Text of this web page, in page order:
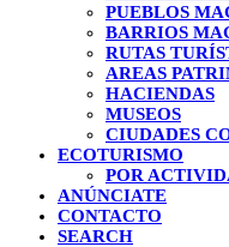
PUEBLOS
BARRIOS
RUTAS
AREAS
HACIENDAS
MUSEOS
CIUDADES
ECOTURISMO
POR
ANÚNCIATE
CONTACTO
SEARCH